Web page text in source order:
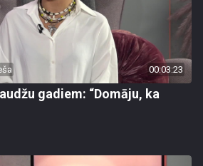
00:03:23
gadiem: “Domāju, ka